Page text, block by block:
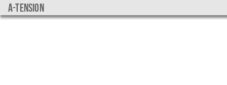
a-tension